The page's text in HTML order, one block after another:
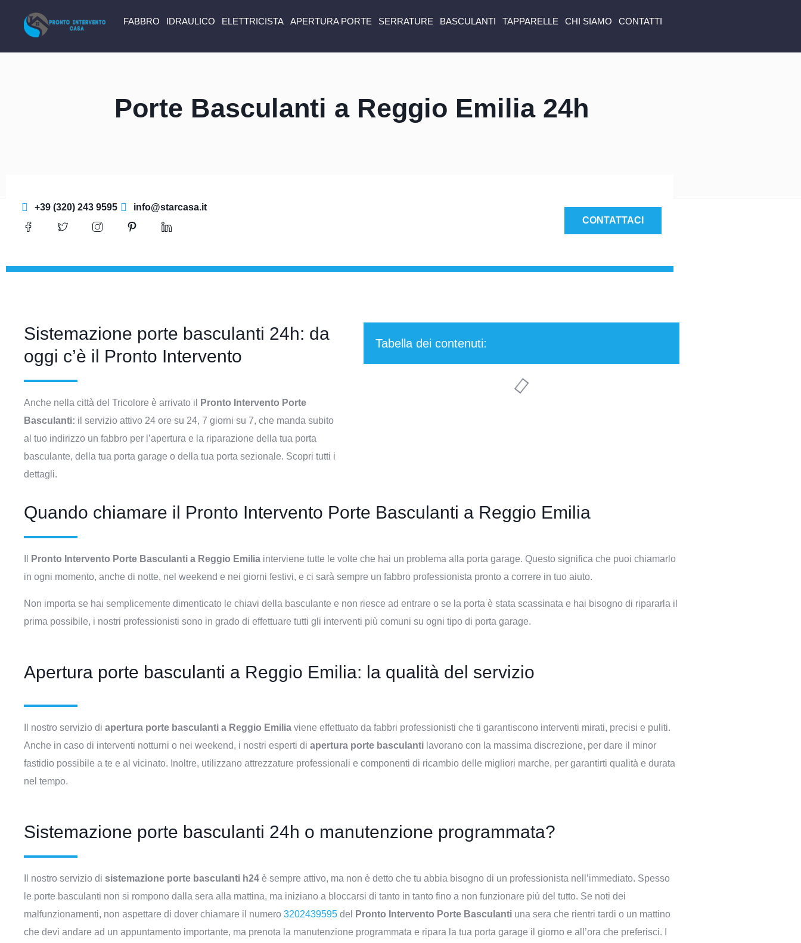
FABBRO IDRAULICO ELETTRICISTA APERTURA PORTE SERRATURE BASCULANTI TAPPARELLE CHI SIAMO CONTATTI
Porte Basculanti a Reggio Emilia 24h
+39 (320) 243 9595
info@starcasa.it
CONTATTACI
Sistemazione porte basculanti 24h: da
oggi c’è il Pronto Intervento
Anche nella città del Tricolore è arrivato il
Pronto Intervento Porte
Basculanti: il servizio attivo 24 ore su 24, 7 giorni su 7, che manda subito
al tuo indirizzo un fabbro per l’apertura e la riparazione della tua porta
basculante, della tua porta garage o della tua porta sezionale. Scopri tutti i
dettagli.
Tabella dei contenuti:
Quando chiamare il Pronto Intervento Porte Basculanti a Reggio Emilia
Pronto Intervento Porte Basculanti a Reggio Emilia interviene tutte le volte che hai un problema alla porta garage. Questo significa che puoi chiamarlo
in ogni momento, anche di notte, nel weekend e nei giorni festivi, e ci sarà sempre un fabbro professionista pronto a correre in tuo aiuto.
Non importa se hai semplicemente dimenticato le chiavi della basculante e non riesce ad entrare o se la porta è stata scassinata e hai bisogno di ripararla il
prima possibile, i nostri professionisti sono in grado di effettuare tutti gli interventi più comuni su ogni tipo di porta garage.
Apertura porte basculanti a Reggio Emilia: la qualità del servizio
Il nostro servizio di apertura porte basculanti a Reggio Emilia viene effettuato da fabbri professionisti che ti garantiscono interventi mirati, precisi e puliti.
Anche in caso di interventi notturni o nei weekend, i nostri esperti di apertura porte basculanti lavorano con la massima discrezione, per dare il minor
fastidio possibile a te e al vicinato. Inoltre, utilizzano attrezzature professionali e componenti di ricambio delle migliori marche, per garantirti qualità e durata
nel tempo.
Sistemazione porte basculanti 24h o manutenzione programmata?
Il nostro servizio di sistemazione porte basculanti h24 è sempre attivo, ma non è detto che tu abbia bisogno di un professionista nell’immediato. Spesso
le porte basculanti non si rompono dalla sera alla mattina, ma iniziano a bloccarsi di tanto in tanto fino a non funzionare più del tutto. Se noti dei
malfunzionamenti, non aspettare di dover chiamare il numero 3202439595 del Pronto Intervento Porte Basculanti una sera che rientri tardi o un mattino
che devi andare ad un appuntamento importante, ma prenota la manutenzione programmata e ripara la tua porta garage il giorno e all’ora che preferisci. I